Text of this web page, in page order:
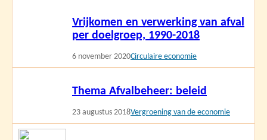
Vrijkomen en verwerking van afval
per doelgroep, 1990-2018
6 november 2020Circulaire economie
Thema Afvalbeheer: beleid
23 augustus 2018Vergroening van de economie
Lees